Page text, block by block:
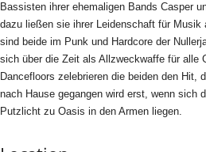
Bassisten ihrer ehemaligen Bands Casper
dazu ließen sie ihrer Leidenschaft für
sind beide im Punk und Hardcore der
sich über die Zeit als Allzweckwaffe für alle
Dancefloors zelebrieren die beiden den Hit,
nach Hause gegangen wird erst, wenn sich
Putzlicht zu Oasis in den Armen liegen.